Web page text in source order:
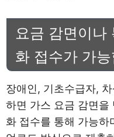
요금 감면이나
화 접수가 가
장애인, 기초수급자,
하면 가스 요금 감면을
화 접수를 통해 가능하